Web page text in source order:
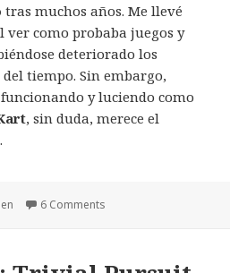
tras muchos años. Me llevé
ver como probaba juegos y
deteriorado los
tiempo. Sin embargo,
y luciendo como
, sin duda, merece el
.
6 Comments